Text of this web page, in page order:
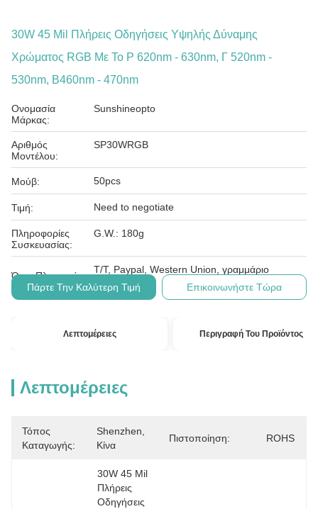
30W 45 Mil Πλήρεις Οδηγήσεις Υψηλής Δύναμης
Χρώματος RGB Με Το Ρ 620nm - 630nm, Γ 520nm -
530nm, B460nm - 470nm
Ονομασία
Μάρκας:
Sunshineopto
Αριθμός
Μοντέλου:
SP30WRGB
Μούβ: 50pcs
Τιμή: Need to negotiate
Πληροφορίες
Συσκευασίας:
G.W.: 180g
Όροι Πληρωμής:
T/T, Paypal, Western Union, γραμμάριο
Πάρτε Την Καλύτερη Τιμή Επικοινωνήστε Τώρα
Λεπτομέρειες Περιγραφή Του Προϊόντος
Λεπτομέρειες
Τόπος
Καταγωγής:
Shenzhen,
Κίνα
Πιστοποίηση: ROHS
30W 45 Mil
Πλήρεις
Οδηγήσεις